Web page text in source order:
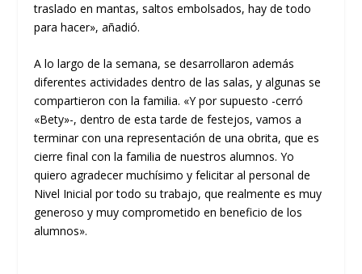
traslado en mantas, saltos embolsados, hay de todo
para hacer», añadió.
A lo largo de la semana, se desarrollaron además
diferentes actividades dentro de las salas, y algunas se
compartieron con la familia. «Y por supuesto -cerró
«Bety»-, dentro de esta tarde de festejos, vamos a
terminar con una representación de una obrita, que es
cierre final con la familia de nuestros alumnos. Yo
quiero agradecer muchísimo y felicitar al personal de
Nivel Inicial por todo su trabajo, que realmente es muy
generoso y muy comprometido en beneficio de los
alumnos».